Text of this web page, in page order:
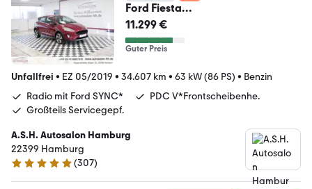
Ford Fiesta
Active*2Vorb*Crossover-Body-
Kit*Android A
11.299 €
Guter Preis
Unfallfrei • EZ 05/2019 • 34.607 km • 63 kW (86 PS) • Benzin
Radio mit Ford SYNC*
PDC V*Frontscheibenhe.
Großteils Servicegepf.
A.S.H. Autosalon Hamburg
22399 Hamburg
4.9 Sterne
(307)